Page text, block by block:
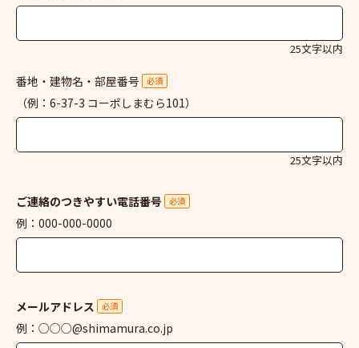
25文字以内
番地・建物名・部屋番号 必須
（例：6-37-3 コーポしまむら101）
25文字以内
ご連絡のつきやすい電話番号 必須
例：000-000-0000
メールアドレス 必須
例：○○○@shimamura.co.jp